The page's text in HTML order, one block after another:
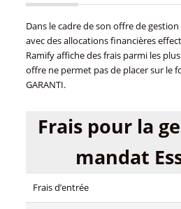
Dans le cadre de son offre de
avec des allocations financières
Ramify affiche des frais parmi les
offre ne permet pas de placer sur le
GARANTI.
Frais pour la
mandat
Frais d’entrée